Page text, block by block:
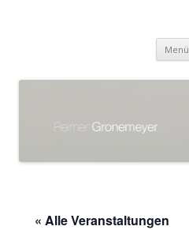
Menü
« Alle Veranstaltungen